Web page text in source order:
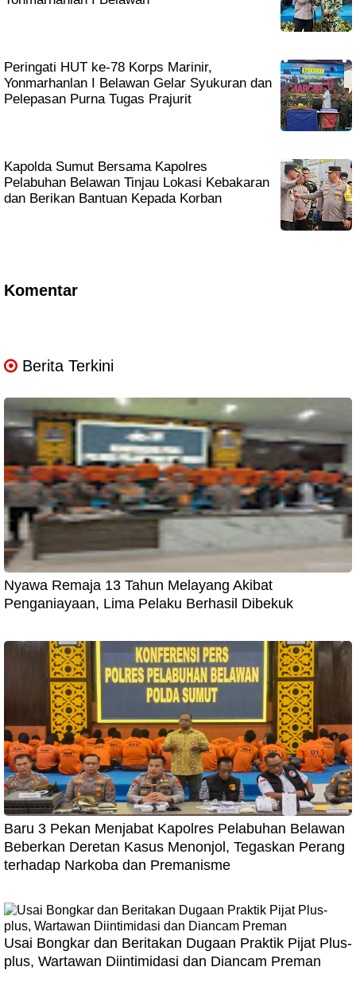
Peringati HUT ke-78 Korps Marinir,
Yonmarhanlan I Belawan Gelar Syukuran dan
Pelepasan Purna Tugas Prajurit
Kapolda Sumut Bersama Kapolres
Pelabuhan Belawan Tinjau Lokasi Kebakaran
dan Berikan Bantuan Kepada Korban
Komentar
Berita Terkini
Nyawa Remaja 13 Tahun Melayang Akibat
Penganiayaan, Lima Pelaku Berhasil Dibekuk
Baru 3 Pekan Menjabat Kapolres Pelabuhan Belawan
Beberkan Deretan Kasus Menonjol, Tegaskan Perang
terhadap Narkoba dan Premanisme
Usai Bongkar dan Beritakan Dugaan Praktik Pijat Plus-
plus, Wartawan Diintimidasi dan Diancam Preman